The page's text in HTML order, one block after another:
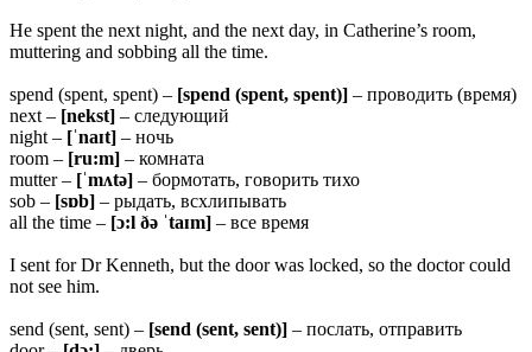
He spent the next night, and the next day, in Catherine’s room,
muttering and sobbing all the time.
spend (spent, spent) – [spend (spent, spent)] – проводить (время)
next – [nekst] – следующий
night – [ˈnaɪt] – ночь
room – [ru:m] – комната
mutter – [ˈmʌtə] – бормотать, говорить тихо
sob – [sɒb] – рыдать, всхлипывать
all the time – [ɔ:l ðə ˈtaɪm] – все время
I sent for Dr Kenneth, but the door was locked, so the doctor could
not see him.
send (sent, sent) – [send (sent, sent)] – послать, отправить